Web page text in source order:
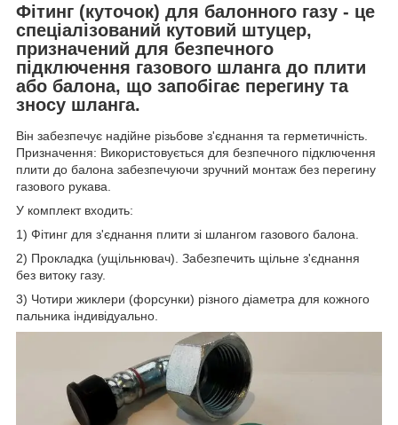
Фітинг (куточок) для балонного газу - це
спеціалізований кутовий штуцер,
призначений для безпечного
підключення газового шланга до плити
або балона, що запобігає перегину та
зносу шланга.
Він забезпечує надійне різьбове з'єднання та герметичність.
Призначення: Використовується для безпечного підключення
плити до балона забезпечуючи зручний монтаж без перегину
газового рукава.
У комплект входить:
1) Фітинг для з'єднання плити зі шлангом газового балона.
2) Прокладка (ущільнювач). Забезпечить щільне з'єднання
без витоку газу.
3) Чотири жиклери (форсунки) різного діаметра для кожного
пальника індивідуально.